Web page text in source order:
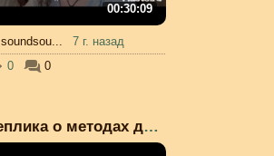
00:30:09
soundsou...
7 г. назад
0
0
Реплика о методах дости...